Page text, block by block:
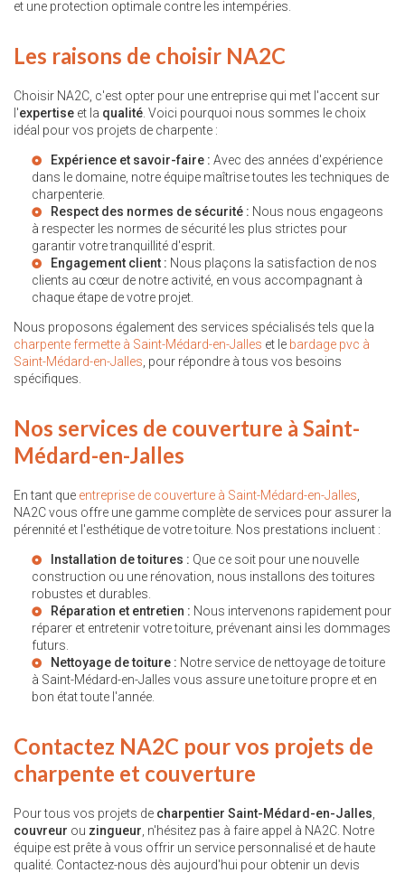
et une protection optimale contre les intempéries.
Les raisons de choisir NA2C
Choisir NA2C, c'est opter pour une entreprise qui met l'accent sur
l'expertise et la qualité . Voici pourquoi nous sommes le choix
idéal pour vos projets de charpente :
Expérience et savoir-faire : Avec des années d'expérience
dans le domaine, notre équipe maîtrise toutes les techniques de
charpenterie.
Respect des normes de sécurité : Nous nous engageons
à respecter les normes de sécurité les plus strictes pour
garantir votre tranquillité d'esprit.
Engagement client : Nous plaçons la satisfaction de nos
clients au cœur de notre activité, en vous accompagnant à
chaque étape de votre projet.
Nous proposons également des services spécialisés tels que la
charpente fermette à Saint-Médard-en-Jalles et le bardage pvc à
Saint-Médard-en-Jalles , pour répondre à tous vos besoins
spécifiques.
Nos services de couverture à Saint-
Médard-en-Jalles
En tant que entreprise de couverture à Saint-Médard-en-Jalles
NA2C vous offre une gamme complète de services pour assurer la
pérennité et l'esthétique de votre toiture. Nos prestations incluent :
Installation de toitures : Que ce soit pour une nouvelle
construction ou une rénovation, nous installons des toitures
robustes et durables.
Réparation et entretien : Nous intervenons rapidement pour
réparer et entretenir votre toiture, prévenant ainsi les dommages
futurs.
Nettoyage de toiture : Notre service de nettoyage de toiture
à Saint-Médard-en-Jalles vous assure une toiture propre et en
bon état toute l'année.
Contactez NA2C pour vos projets de
charpente et couverture
Pour tous vos projets de charpentier Saint-Médard-en-Jalles
couvreur ou zingueur , n'hésitez pas à faire appel à NA2C. Notre
équipe est prête à vous offrir un service personnalisé et de haute
qualité. Contactez-nous dès aujourd'hui pour obtenir un devis